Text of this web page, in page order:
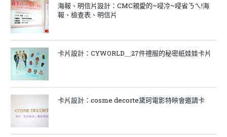
海報、明信片設計：CMC親愛的~唚冷~唚省ㄋㄟ!海
報、檢查表、明信片
卡片設計：CYWORLD＿27件禮服的秘密紙娃娃卡片
卡片設計：cosme decorte黛珂電影特映會邀請卡